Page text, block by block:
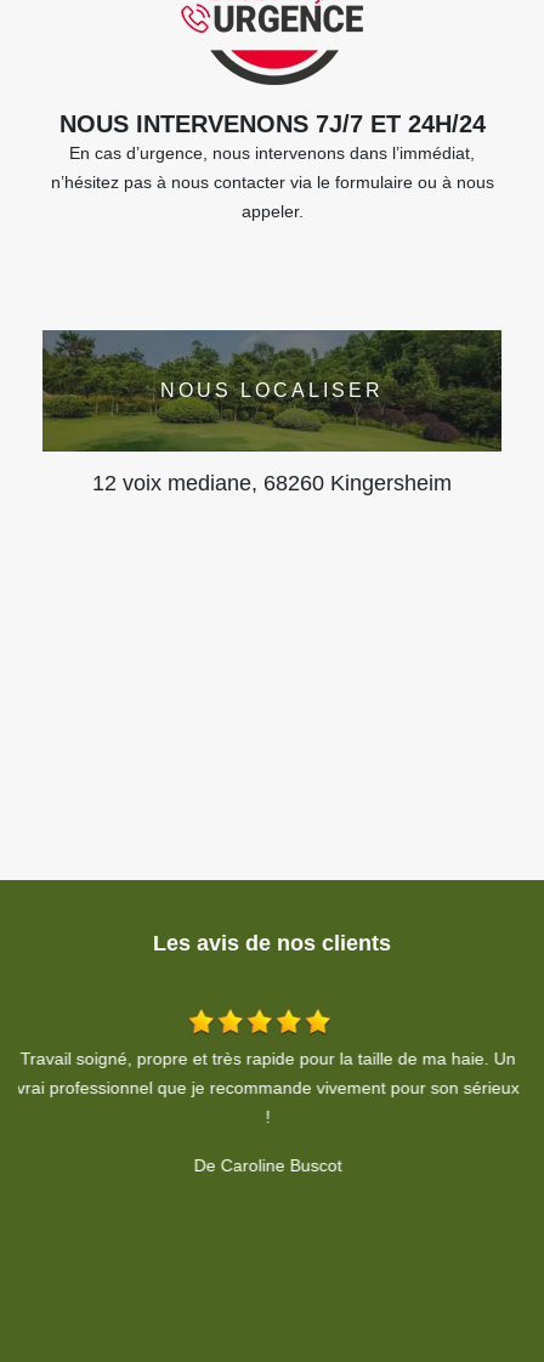
NOUS INTERVENONS 7J/7 ET 24H/24
En cas d’urgence, nous intervenons dans l’immédiat,
n’hésitez pas à nous contacter via le formulaire ou à nous
appeler.
NOUS LOCALISER
12 voix mediane, 68260 Kingersheim
Les avis de nos clients
De Sandy Lama